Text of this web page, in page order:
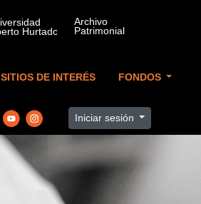
SITIOS DE INTERÉS FONDOS
Iniciar sesión